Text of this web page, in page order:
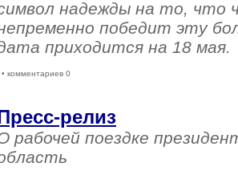
надежды на то, что
победит эту
приходится на 18 мая.
• комментариев 0
релиз
рабочей поездке